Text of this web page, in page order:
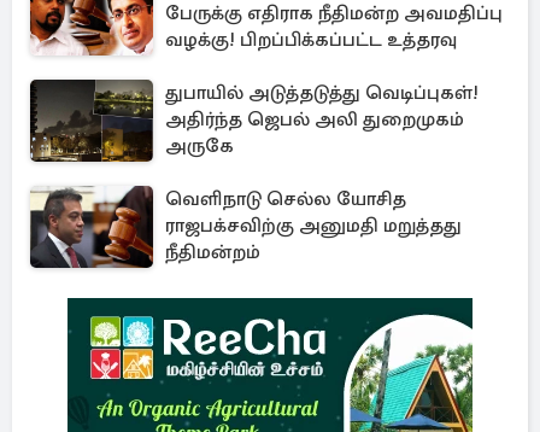
பேருக்கு எதிராக நீதிமன்ற அவமதிப்பு
வழக்கு! பிறப்பிக்கப்பட்ட உத்தரவு
துபாயில் அடுத்தடுத்து வெடிப்புகள்!
அதிர்ந்த ஜெபல் அலி துறைமுகம்
அருகே
வெளிநாடு செல்ல யோசித
ராஜபக்சவிற்கு அனுமதி மறுத்தது
நீதிமன்றம்